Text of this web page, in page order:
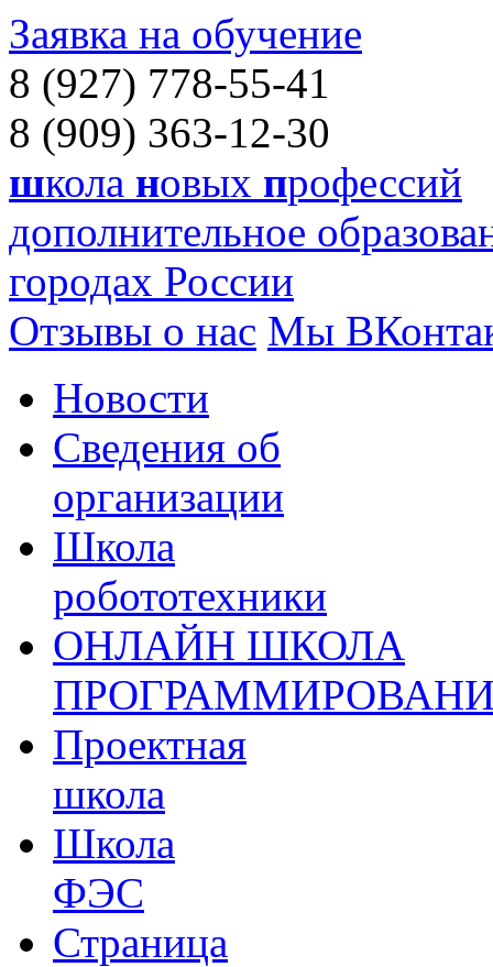
Заявка на обучение
8 (927) 778-55-41
8 (909) 363-12-30
школа новых профессий
дополнительное
городах России
Отзывы о нас Мы
Новости
Сведения об
организации
Школа
робототехники
ОНЛАЙН ШКОЛА
Проектная
школа
Школа
ФЭС
Страница